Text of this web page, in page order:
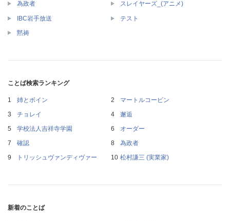
為政者 スレイヤーズ_(アニメ)
IBC岩手放送 テスト
黙祷
ことば検索ランキング
姉とボイン
マートルコービン
チョレイ
邂逅
学校法人吉祥寺学園
オーダー
確認
為政者
トリッシュヴァンディヴァー
松村謙三 (実業家)
新着のことば